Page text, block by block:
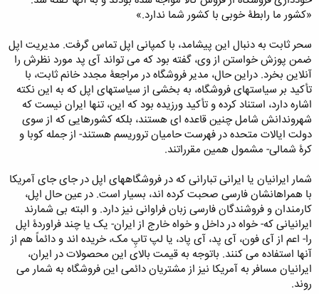
«کشور ما رابطۀ خوبی با کشور شما ندارد.»
سحر ثابت به دنبال این پیشامد، با کمپانی اپل تماس گرفت. مدیریت اپل
ضمن پوزش خواستن از وی، گفته بود که می تواند آی پد مورد نظرش را
آنلاین بخرد. دراین حال، مدیر فروشگاه در مراجعۀ مجدد خانم ثابت، با
تأکید بر سیاستهای فروشگاه، به بخشی از سیاستهای اپل که به این نکته
اشاره دارد، استناد کرده و تأکید ورزیده بود که این، تنها ایران نیست که
شهروندانش شامل چنین قاعده ای هستند، بلکه کشورهایی که از سوی
دولت ایالات متحده در فهرست حامیان تروریسم هستند- از جمله کوبا و
کرۀ شمالی- مشمول همین مقرراتند.
شمار ایرانیان یا ایرانی تبارانی که در فروشگاههای اپل در جای جای آمریکا
با همراهانشان فارسی صحبت کرده اند، بسیار است. در عین حال اپل،
کارمندان و فروشندگان فارسی زبان فراوانی نیز دارد. و البته بی شمارند
ایرانیانی که- خواه در داخل و خواه خارج از ایران- یک یا چند فراوردۀ اپل
را- اعم از آی فون، آی پد، آی پاد، یا لپ تاپِ مک، خریده اند و دائماً هم از
آنها استفاده می کنند. باتوجه به قیمت بالای این محصولات در ایران،
ایرانیان مسافر به آمریکا نیز از مشتریان دائمی این فروشگاه به شمار می
روند.